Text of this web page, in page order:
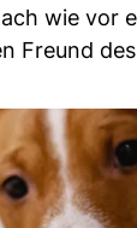
wie vor
Freund